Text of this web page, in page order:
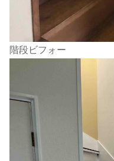
階段ビフォー